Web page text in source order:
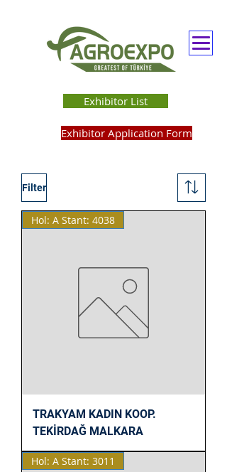
Exhibitor List
Exhibitor Application Form
Filter
Hol: A Stant: 4038
TRAKYAM KADIN KOOP.
TEKİRDAĞ MALKARA
Hol: A Stant: 3011